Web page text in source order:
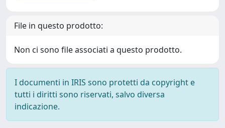
File in questo prodotto:
Non ci sono file associati a questo prodotto.
I documenti in IRIS sono protetti da copyright e
tutti i diritti sono riservati, salvo diversa
indicazione.